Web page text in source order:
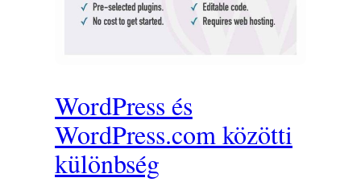
WordPress és
WordPress.com közötti
különbség